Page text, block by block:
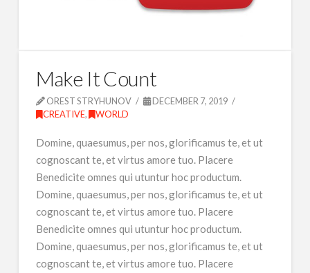
Make It Count
OREST STRYHUNOV
DECEMBER 7, 2019
CREATIVE, WORLD
Domine, quaesumus, per nos, glorificamus te, et ut
cognoscant te, et virtus amore tuo. Placere
Benedicite omnes qui utuntur hoc productum.
Domine, quaesumus, per nos, glorificamus te, et ut
cognoscant te, et virtus amore tuo. Placere
Benedicite omnes qui utuntur hoc productum.
Domine, quaesumus, per nos, glorificamus te, et ut
cognoscant te, et virtus amore tuo. Placere